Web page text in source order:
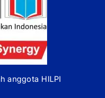
anggota HILPI